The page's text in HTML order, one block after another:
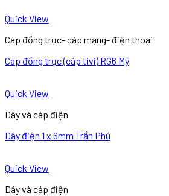
Quick View
Cáp đồng trục- cáp mạng- điện thoại
Cáp đồng trục (cáp tivi) RG6 Mỹ
Quick View
Dây và cáp điện
Dây điện 1 x 6mm Trần Phú
Quick View
Dây và cáp điện